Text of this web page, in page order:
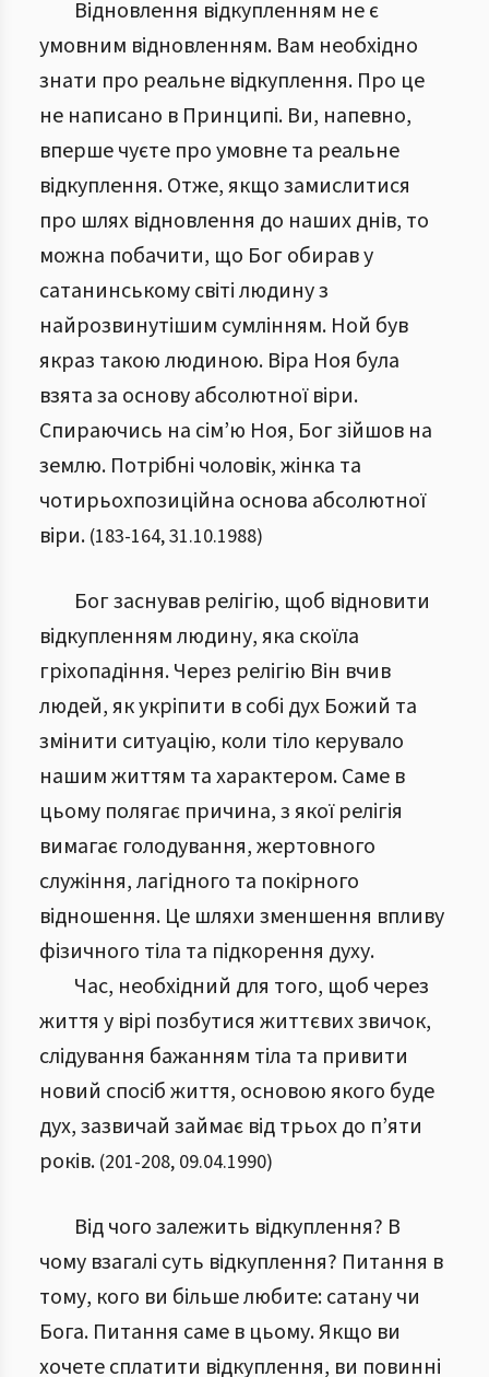
Відновлення відкупленням не є
умовним відновленням. Вам необхідно
знати про реальне відкуплення. Про це
не написано в Принципі. Ви, напевно,
вперше чуєте про умовне та реальне
відкуплення. Отже, якщо замислитися
про шлях відновлення до наших днів, то
можна побачити, що Бог обирав у
сатанинському світі людину з
найрозвинутішим сумлінням. Ной був
якраз такою людиною. Віра Ноя була
взята за основу абсолютної віри.
Спираючись на сім’ю Ноя, Бог зійшов на
землю. Потрібні чоловік, жінка та
чотирьохпозиційна основа абсолютної
віри. (183-164,31.10.1988)
Бог заснував релігію, щоб відновити
відкупленням людину, яка скоїла
гріхопадіння. Через релігію Він вчив
людей, як укріпити в собі дух Божий та
змінити ситуацію, коли тіло керувало
нашим життям та характером. Саме в
цьому полягає причина, з якої релігія
вимагає голодування, жертовного
служіння, лагідного та покірного
відношення. Це шляхи зменшення впливу
фізичного тіла та підкорення духу.
Час, необхідний для того, щоб через
життя у вірі позбутися життєвих звичок,
слідування бажанням тіла та привити
новий спосіб життя, основою якого буде
дух, зазвичай займає від трьох до п’яти
років. (201-208, 09.04.1990)
Від чого залежить відкуплення? В
чому взагалі суть відкуплення? Питання в
тому, кого ви більше любите: сатану чи
Бога. Питання саме в цьому. Якщо ви
хочете сплатити відкуплення, ви повинні